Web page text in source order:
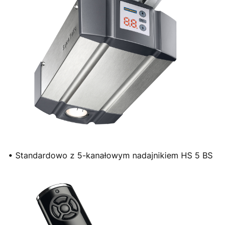
• Standardowo z 5-kanałowym nadajnikiem HS 5 BS